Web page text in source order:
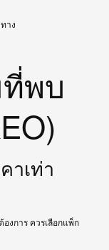
าง
พบ
าเท่า
งการ ควรเลือกแพ็ก